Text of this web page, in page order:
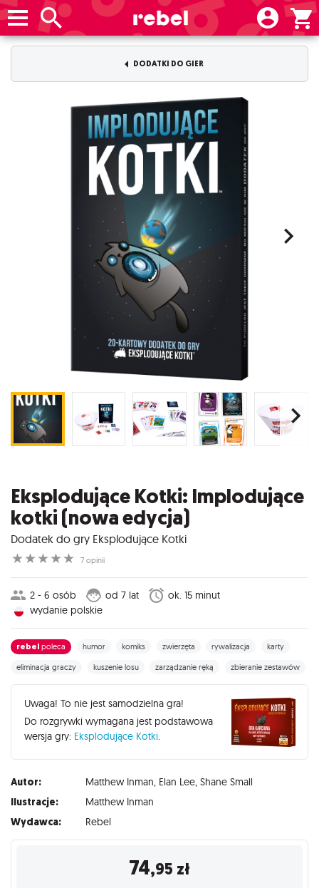
DODATKI DO GIER
Eksplodujące Kotki: Implodujące
kotki (nowa edycja)
Dodatek do gry Eksplodujące Kotki
☆
☆
☆
☆
☆ 7 opinii
2 - 6 osób od 7 lat
ok. 15 minut
wydanie polskie
rebel poleca humor komiks zwierzęta rywalizacja karty
eliminacja graczy kuszenie losu zarządzanie ręką zbieranie zestawów
Uwaga! To nie jest samodzielna gra!
Do rozgrywki wymagana jest podstawowa
wersja gry: Eksplodujące Kotki.
Autor: Matthew Inman, Elan Lee, Shane Small
Ilustracje: Matthew Inman
Wydawca: Rebel
74,95 zł